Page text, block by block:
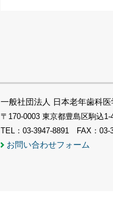
一般社団法人 日本老年歯科
〒170-0003 東京都豊島区駒込
TEL：03-3947-8891 FAX：
お問い合わせフォーム